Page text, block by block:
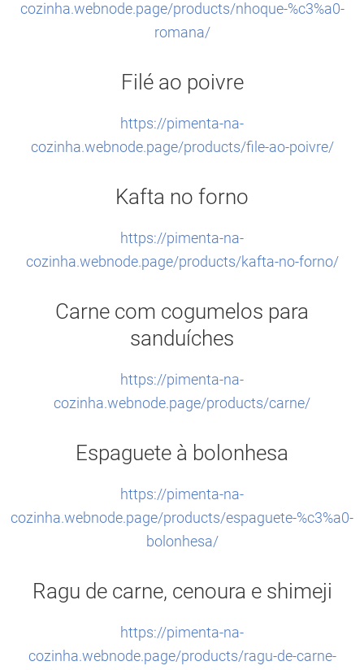
cozinha.webnode.page/products/nhoque-%c3%a0-
romana/
Filé ao poivre
https://pimenta-na-
cozinha.webnode.page/products/file-ao-poivre/
Kafta no forno
https://pimenta-na-
cozinha.webnode.page/products/kafta-no-forno/
Carne com cogumelos para
sanduíches
https://pimenta-na-
cozinha.webnode.page/products/carne/
Espaguete à bolonhesa
https://pimenta-na-
cozinha.webnode.page/products/espaguete-%c3%a0-
bolonhesa/
Ragu de carne, cenoura e shimeji
https://pimenta-na-
cozinha.webnode.page/products/ragu-de-carne-